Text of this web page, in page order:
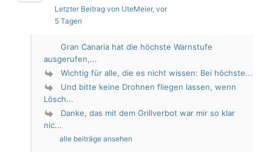
Letzter Beitrag von UteMeier, vor
5 Tagen
Gran Canaria hat die höchste Warnstufe
ausgerufen,...
Wichtig für alle, die es nicht wissen: Bei höchste...
Und bitte keine Drohnen fliegen lassen, wenn
Lösch...
Danke, das mit dem Grillverbot war mir so klar
nic...
alle beiträge ansehen